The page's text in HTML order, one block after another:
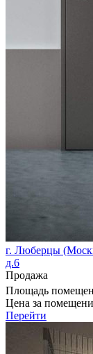
г. Люберцы
д.6
Продажа
Площадь
Цена за
Перейти